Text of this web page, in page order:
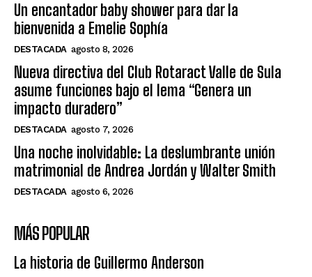
Un encantador baby shower para dar la
bienvenida a Emelie Sophía
DESTACADA agosto 8, 2026
Nueva directiva del Club Rotaract Valle de Sula
asume funciones bajo el lema “Genera un
impacto duradero”
DESTACADA agosto 7, 2026
Una noche inolvidable: La deslumbrante unión
matrimonial de Andrea Jordán y Walter Smith
DESTACADA agosto 6, 2026
MÁS POPULAR
La historia de Guillermo Anderson